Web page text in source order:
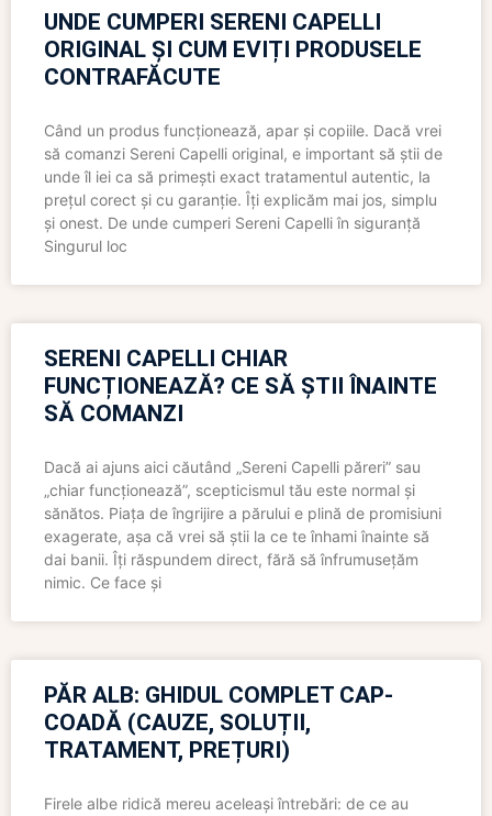
UNDE CUMPERI SERENI CAPELLI
ORIGINAL ȘI CUM EVIȚI PRODUSELE
CONTRAFĂCUTE
Când un produs funcționează, apar și copiile. Dacă vrei
să comanzi Sereni Capelli original, e important să știi de
unde îl iei ca să primești exact tratamentul autentic, la
prețul corect și cu garanție. Îți explicăm mai jos, simplu
și onest. De unde cumperi Sereni Capelli în siguranță
Singurul loc
SERENI CAPELLI CHIAR
FUNCȚIONEAZĂ? CE SĂ ȘTII ÎNAINTE
SĂ COMANZI
Dacă ai ajuns aici căutând „Sereni Capelli păreri” sau
„chiar funcționează”, scepticismul tău este normal și
sănătos. Piața de îngrijire a părului e plină de promisiuni
exagerate, așa că vrei să știi la ce te înhami înainte să
dai banii. Îți răspundem direct, fără să înfrumusețăm
nimic. Ce face și
PĂR ALB: GHIDUL COMPLET CAP-
COADĂ (CAUZE, SOLUȚII,
TRATAMENT, PREȚURI)
Firele albe ridică mereu aceleași întrebări: de ce au